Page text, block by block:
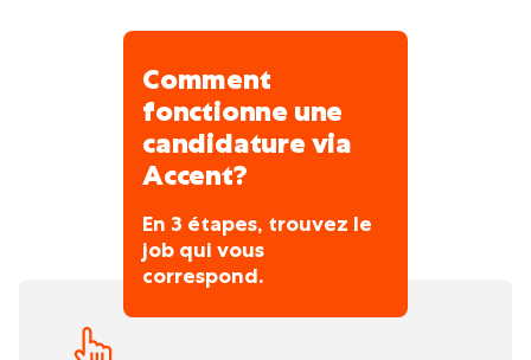
Comment
fonctionne une
candidature via
Accent?
En 3 étapes, trouvez le
job qui vous
correspond.